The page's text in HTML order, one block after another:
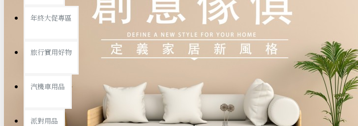
查看更多
年終大促專區
旅行實用好物
汽機車用品
派對用品